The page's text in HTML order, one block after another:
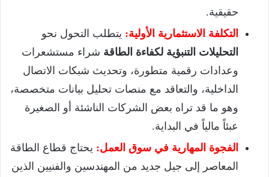
حقيقية.
التكلفة الاستثمارية الأولية: يتطلب التحول نحو
التحليلات التنبؤية لكفاءة الطاقة شراء مستشعرات
وعدادات رقمية متطورة، وتحديث شبكات الاتصال
الداخلية، والتعاقد مع منصات تحليل بيانات متخصصة،
وهو ما قد تراه بعض الشركات الناشئة أو الصغيرة
عبئاً مالياً في البداية.
الفجوة المهارية في سوق العمل: يحتاج قطاع الطاقة
المعاصر إلى جيل جديد من المهندسين والفنيين الذين